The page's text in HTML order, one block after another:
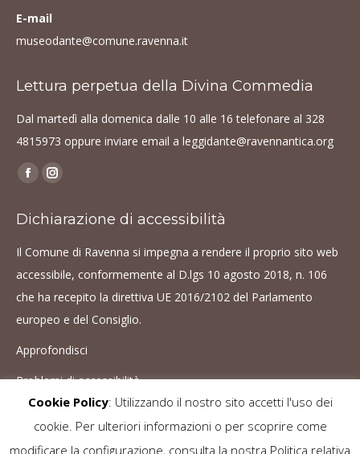
E-mail
museodante@comune.ravenna.it
Lettura perpetua della Divina Commedia
Dal martedì alla domenica dalle 10 alle 16 telefonare al 328
4815973 oppure inviare email a leggidante@ravennantica.org
Find us on:
Facebook
opens
Instagram
opens
Dichiarazione di accessibilità
Il Comune di Ravenna si impegna a rendere il proprio sito web
accessibile, conformemente al D.lgs 10 agosto 2018, n. 106
che ha recepito la direttiva UE 2016/2102 del Parlamento
europeo e del Consiglio.
Approfondisci
Problemi di accessibilità
Le immagini sono protette da copyright. È vietato ogni utilizzo senza il
Cookie Policy: Utilizzando il nostro sito accetti l'uso dei
cookie. Per ulteriori informazioni o per scoprire come
modificare la configurazione, consulta la nostra Politica relativa